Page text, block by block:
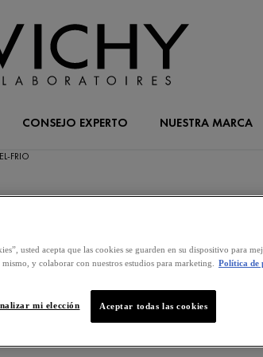
CONSEJO EXPERTO NUESTRA MARCA
FRIO
usted acepta que las cookies se guarden en su dispositivo para
y colaborar con nuestros estudios para marketing.
Política de
Aceptar todas las cookies
mi elección